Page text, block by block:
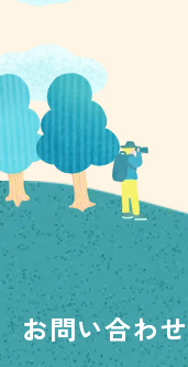
お問い合わせ